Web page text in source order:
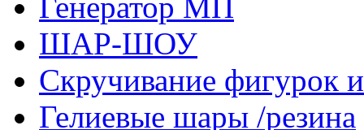
Генератор МП
ШАР-ШОУ
Скручивание
Гелиевые шары /резина